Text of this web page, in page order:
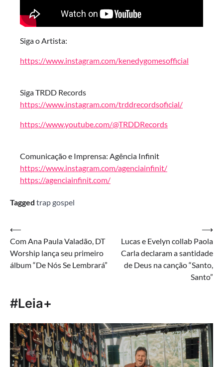
Siga o Artista:
https://www.instagram.com/kenedygomesofficial
Siga TRDD Records
https://www.instagram.com/trddrecordsoficial/
https://www.youtube.com/@TRDDRecords
Comunicação e Imprensa: Agência Infinit
https://www.instagram.com/agenciainfinit/
https://agenciainfinit.com/
Tagged trap gospel
Navegação
de
Post
⟵
Com Ana Paula Valadão, DT
Worship lança seu primeiro
álbum “De Nós Se Lembrará”
Lucas e Evelyn collab Paola
Carla declaram a santidade
de Deus na canção “Santo,
Santo”
⟶
#Leia+